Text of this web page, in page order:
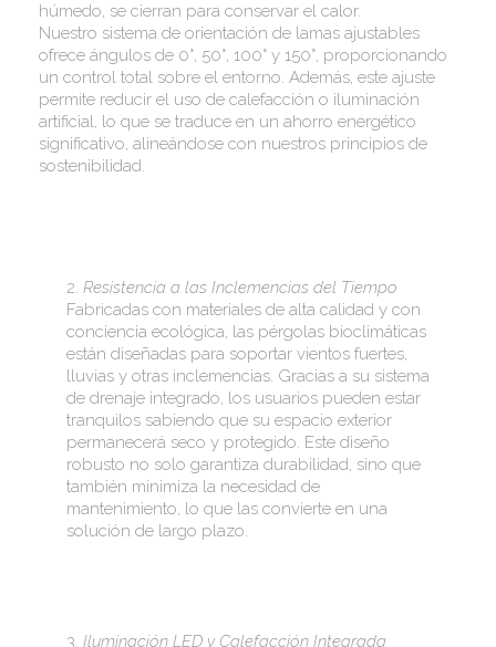
húmedo, se cierran para conservar el calor.
Nuestro sistema de orientación de lamas ajustables
ofrece ángulos de 0°, 50°, 100° y 150°, proporcionando
un control total sobre el entorno. Además, este ajuste
permite reducir el uso de calefacción o iluminación
artificial, lo que se traduce en un ahorro energético
significativo, alineándose con nuestros principios de
sostenibilidad.
2. Resistencia a las Inclemencias del Tiempo
Fabricadas con materiales de alta calidad y con
conciencia ecológica, las pérgolas bioclimáticas
están diseñadas para soportar vientos fuertes,
lluvias y otras inclemencias. Gracias a su sistema
de drenaje integrado, los usuarios pueden estar
tranquilos sabiendo que su espacio exterior
permanecerá seco y protegido. Este diseño
robusto no solo garantiza durabilidad, sino que
también minimiza la necesidad de
mantenimiento, lo que las convierte en una
solución de largo plazo.
3. Iluminación LED y Calefacción Integrada